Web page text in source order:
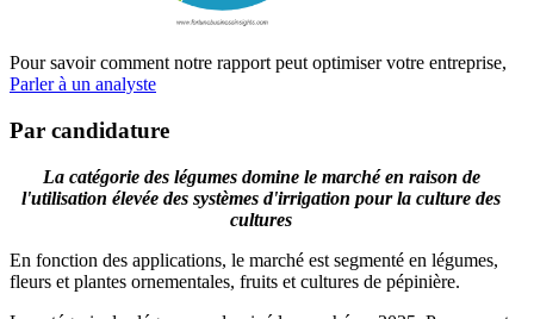
Pour savoir comment notre rapport peut optimiser votre entreprise,
Parler à un analyste
Par candidature
La catégorie des légumes domine le marché en raison de
l'utilisation élevée des systèmes d'irrigation pour la culture des
cultures
En fonction des applications, le marché est segmenté en légumes,
fleurs et plantes ornementales, fruits et cultures de pépinière.